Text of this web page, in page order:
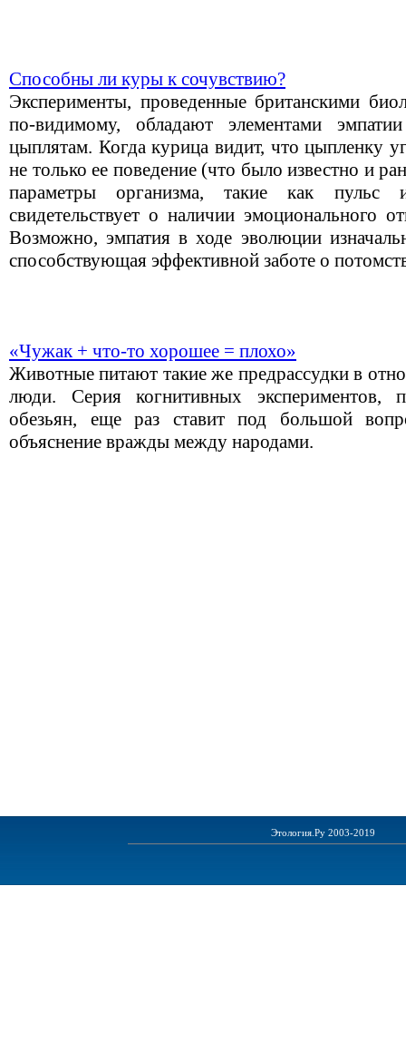
Способны ли куры к сочувствию?
Эксперименты, проведенные британскими
по-видимому, обладают элементами
цыплятам. Когда курица видит, что цыпленку
не только ее поведение (что было известно и
параметры организма, такие как пульс
свидетельствует о наличии эмоционального
Возможно, эмпатия в ходе эволюции
способствующая эффективной заботе о
«Чужак + что-то хорошее = плохо»
Животные питают такие же предрассудки в
люди. Серия когнитивных экспериментов,
обезьян, еще раз ставит под большой
объяснение вражды между народами.
Этология.Ру 2003-2019